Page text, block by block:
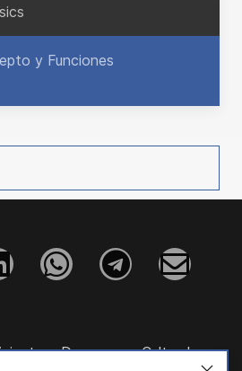
y Funciones
Democracy Cultural